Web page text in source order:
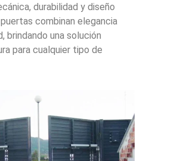
durabilidad y diseño
combinan elegancia
brindando una solución
para cualquier tipo de